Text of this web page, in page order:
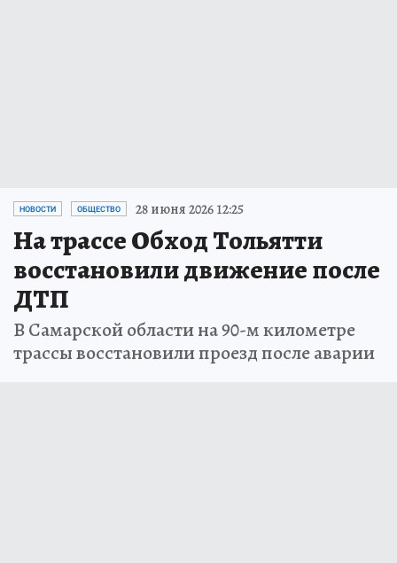
НОВОСТИ ОБЩЕСТВО 28 июня 2026 12:25
На трассе Обход Тольятти
восстановили движение после
ДТП
В Самарской области на 90-м километре
трассы восстановили проезд после аварии